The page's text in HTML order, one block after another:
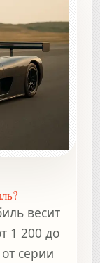
весит
1 200 до
серии